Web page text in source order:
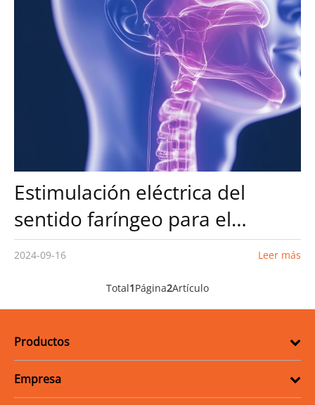
Estimulación eléctrica del
sentido faríngeo para el
tratamiento de la disfagia
2024-09-16 Leer más
Total1Página2Artículo
Productos
Empresa